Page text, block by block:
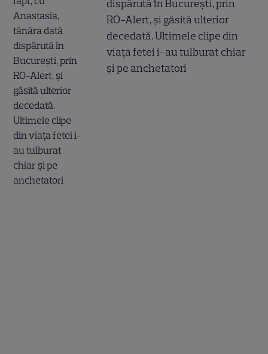
dispărută în București, prin
RO-Alert, și găsită ulterior
decedată. Ultimele clipe din
viața fetei i-au tulburat chiar
și pe anchetatori